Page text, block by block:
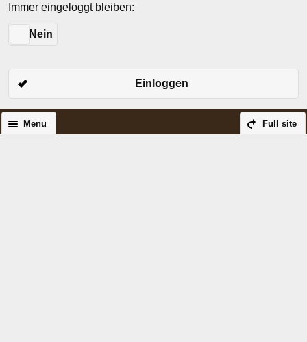
Immer eingeloggt bleiben:
Nein
Einloggen
Full site
Menu